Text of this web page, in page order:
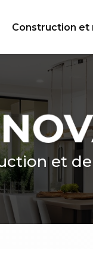
Construction et
Plomberie
Revêtement de sol
et